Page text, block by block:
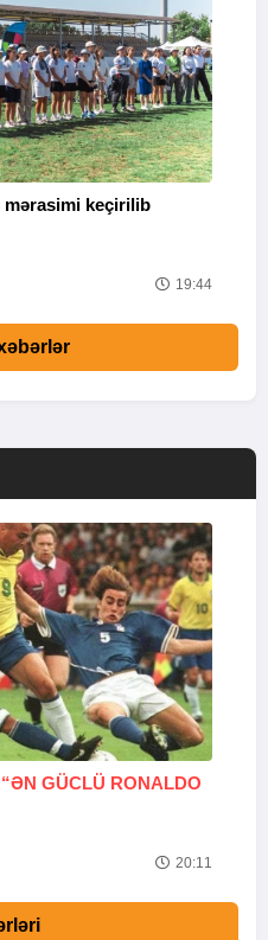
mərasimi keçirilib
19:44
“ƏN GÜCLÜ RONALDO
20:11